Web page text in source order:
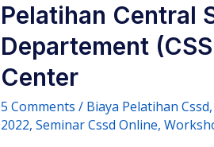
Pelatihan Central
Departement
Center
5 Comments / Biaya Pelatihan Cssd,
2022, Seminar Cssd Online,